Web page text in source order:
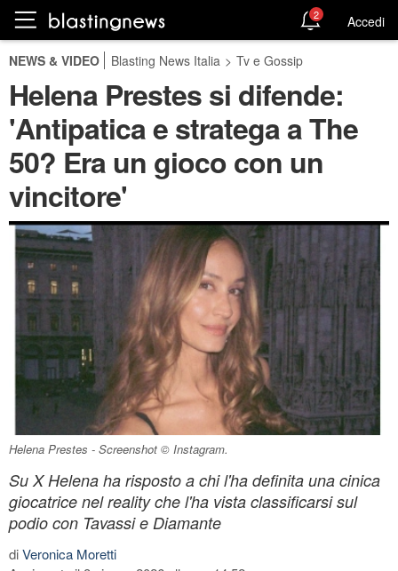
2 Accedi
NEWS & VIDEO Blasting News Italia > Tv e Gossip
Helena Prestes si difende:
'Antipatica e stratega a The
50? Era un gioco con un
vincitore'
Helena Prestes - Screenshot © Instagram.
Su X Helena ha risposto a chi l'ha definita una cinica
giocatrice nel reality che l'ha vista classificarsi sul
podio con Tavassi e Diamante
diVeronica Moretti